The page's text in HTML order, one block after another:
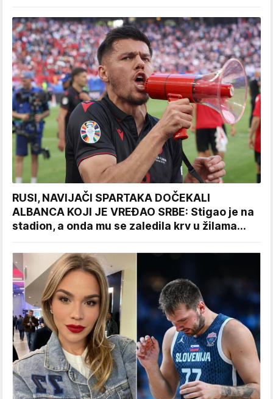
RUSI, NAVIJAČI SPARTAKA DOČEKALI
ALBANCA KOJI JE VREĐAO SRBE: Stigao je na
stadion, a onda mu se zaledila krv u žilama...